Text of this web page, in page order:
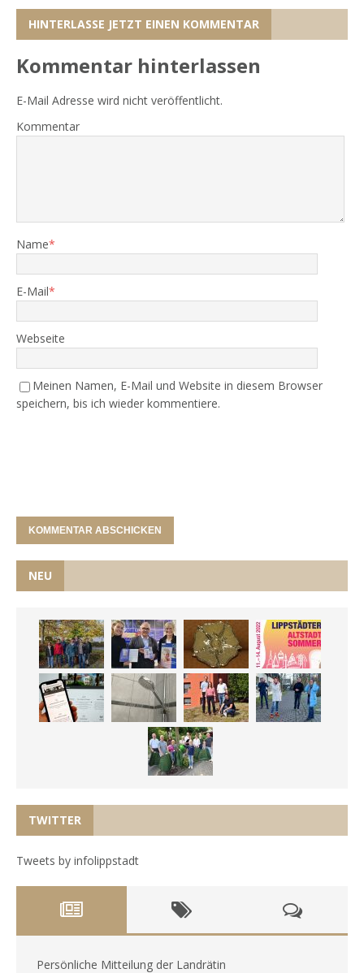
HINTERLASSE JETZT EINEN KOMMENTAR
Kommentar hinterlassen
E-Mail Adresse wird nicht veröffentlicht.
Kommentar
Name*
E-Mail*
Webseite
Meinen Namen, E-Mail und Website in diesem Browser
speichern, bis ich wieder kommentiere.
NEU
TWITTER
Tweets by infolippstadt
Persönliche Mitteilung der Landrätin